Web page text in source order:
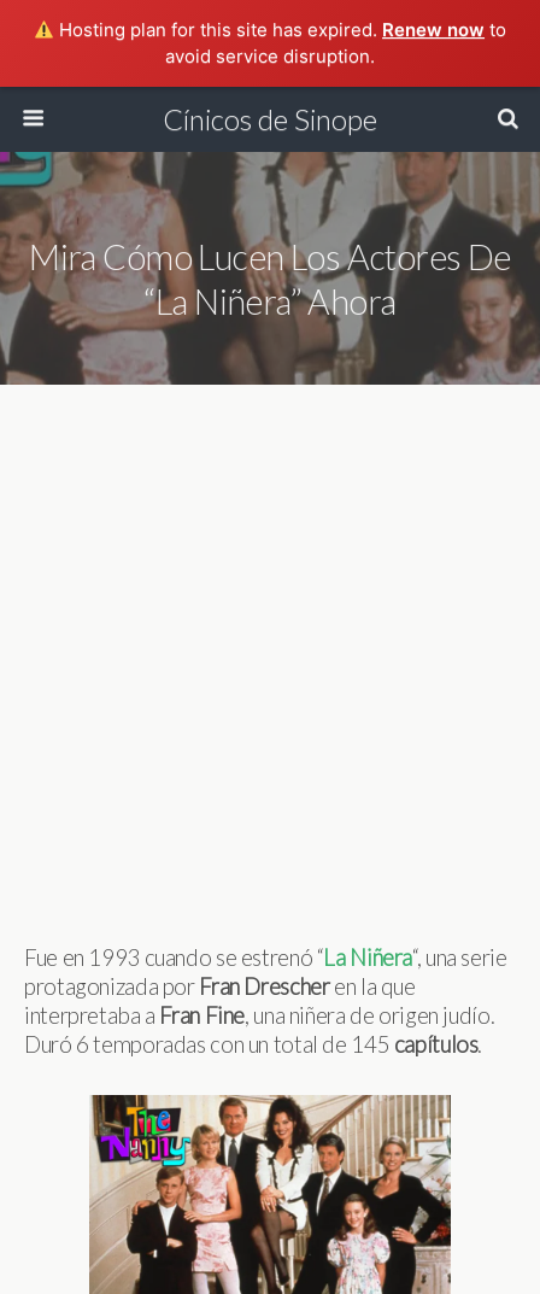
Hosting plan for this site has expired. Renew now to
avoid service disruption.
Cínicos de Sinope
Mira Cómo Lucen Los Actores De
“La Niñera” Ahora
Fue en 1993 cuando se estrenó “La Niñera“, una serie
protagonizada por Fran Drescheren la que
interpretaba a Fran Fine, una niñera de origen judío.
Duró 6 temporadas con un total de 145 capítulos.